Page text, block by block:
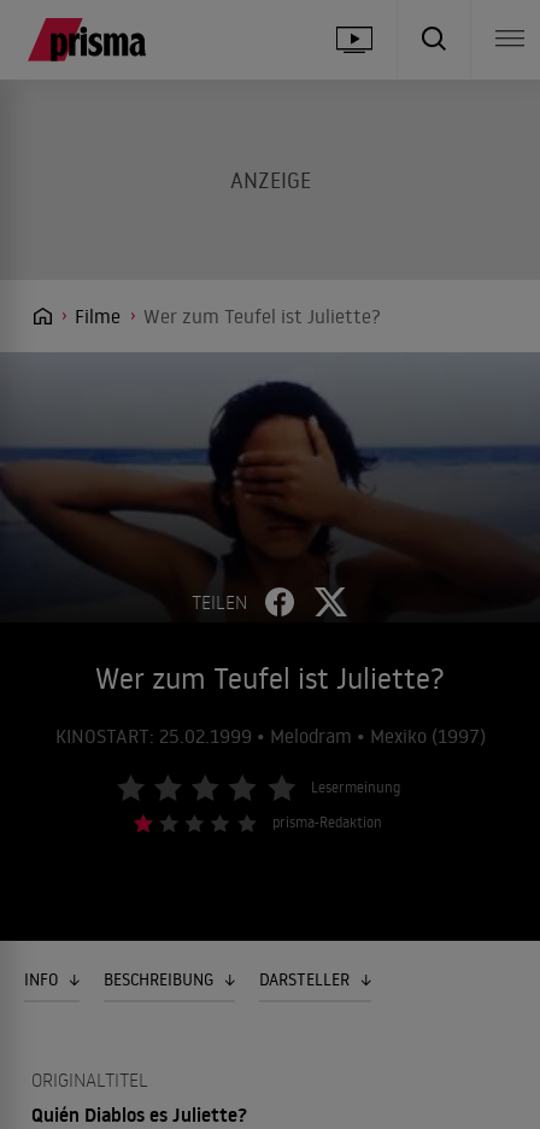
Filme Wer zum Teufel ist Juliette?
TEILEN
Wer zum Teufel ist Juliette?
KINOSTART: 25.02.1999 • Melodram • Mexiko (1997)
Lesermeinung
prisma-Redaktion
INFO BESCHREIBUNG DARSTELLER
ORIGINALTITEL
Quién Diablos es Juliette?